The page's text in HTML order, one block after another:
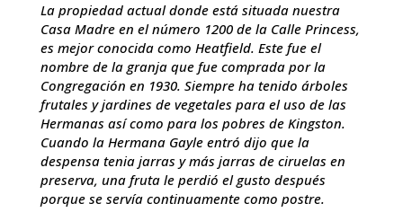
La propiedad actual donde está situada nuestra
Casa Madre en el número 1200 de la Calle Princess,
es mejor conocida como Heatfield. Este fue el
nombre de la granja que fue comprada por la
Congregación en 1930. Siempre ha tenido árboles
frutales y jardines de vegetales para el uso de las
Hermanas así como para los pobres de Kingston.
Cuando la Hermana Gayle entró dijo que la
despensa tenia jarras y más jarras de ciruelas en
preserva, una fruta le perdió el gusto después
porque se servía continuamente como postre.